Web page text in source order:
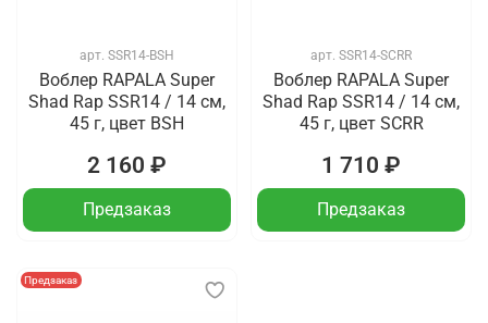
арт. SSR14-BSH
Воблер RAPALA Super
Shad Rap SSR14 / 14 см,
45 г, цвет BSH
2 160 ₽
Предзаказ
арт. SSR14-SCRR
Воблер RAPALA Super
Shad Rap SSR14 / 14 см,
45 г, цвет SCRR
1 710 ₽
Предзаказ
Предзаказ